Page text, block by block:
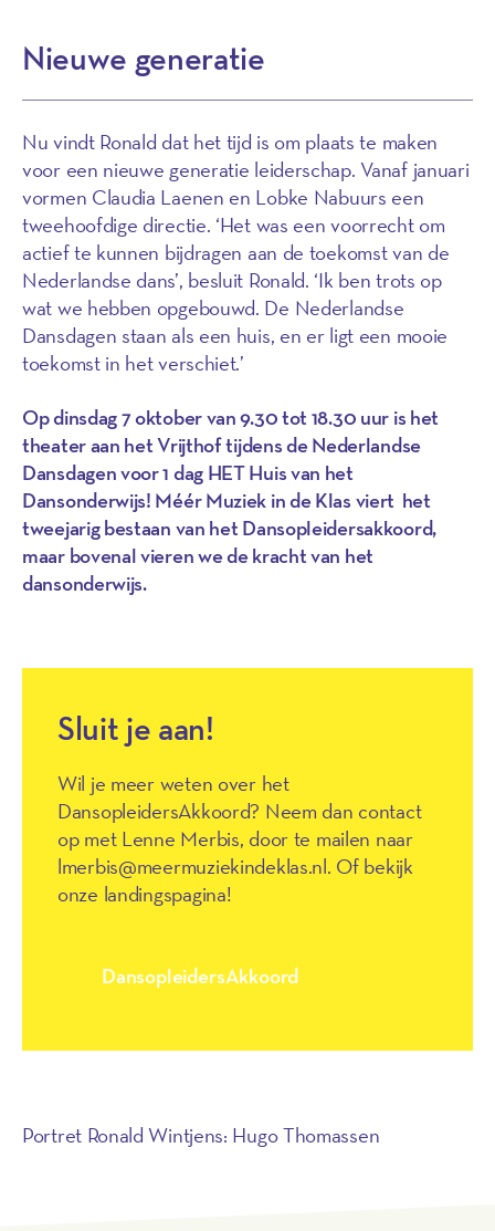
Nieuwe generatie
Nu vindt Ronald dat het tijd is om plaats te maken
voor een nieuwe generatie leiderschap. Vanaf januari
vormen Claudia Laenen en Lobke Nabuurs een
tweehoofdige directie. ‘Het was een voorrecht om
actief te kunnen bijdragen aan de toekomst van de
Nederlandse dans’, besluit Ronald. ‘Ik ben trots op
wat we hebben opgebouwd. De Nederlandse
Dansdagen staan als een huis, en er ligt een mooie
toekomst in het verschiet.’
Op dinsdag 7 oktober van 9.30 tot 18.30 uur is het
theater aan het Vrijthof tijdens de Nederlandse
Dansdagen voor 1 dag HET Huis van het
Dansonderwijs! Méér Muziek in de Klas viert het
tweejarig bestaan van het Dansopleidersakkoord,
maar bovenal vieren we de kracht van het
dansonderwijs.
Sluit je aan!
Wil je meer weten over het
DansopleidersAkkoord? Neem dan contact
op met Lenne Merbis, door te mailen naar
lmerbis@meermuziekindeklas.nl. Of bekijk
onze landingspagina!
DansopleidersAkkoord
Portret Ronald Wintjens: Hugo Thomassen